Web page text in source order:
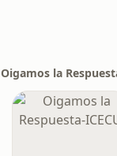
Oigamos la